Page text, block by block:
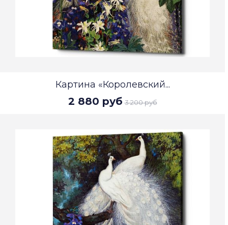
Картина «Королевский...
2 880 руб 3 200 руб